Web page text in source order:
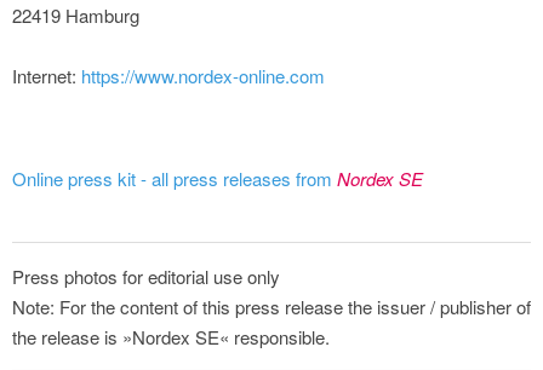
22419 Hamburg
Internet: https://www.nordex-online.com
Online press kit - all press releases from Nordex SE
Press photos for editorial use only
Note: For the content of this press release the issuer / publisher of
the release is »Nordex SE« responsible.